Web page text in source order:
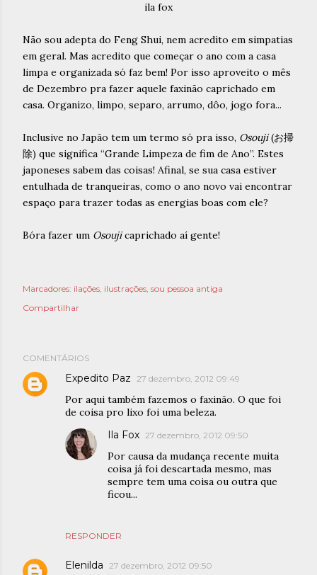
Não sou adepta do Feng Shui, nem acredito em simpatias
em geral. Mas acredito que começar o ano com a casa
limpa e organizada só faz bem! Por isso aproveito o mês
de Dezembro pra fazer aquele faxinão caprichado em
casa. Organizo, limpo, separo, arrumo, dôo, jogo fora...
Inclusive no Japão tem um termo só pra isso, Osouji(お掃
除) que significa “Grande Limpeza de fim de Ano”. Estes
japoneses sabem das coisas! Afinal, se sua casa estiver
entulhada de tranqueiras, como o ano novo vai encontrar
espaço para trazer todas as energias boas com ele?
Bóra fazer um Osoujicaprichado aí gente!
Marcadores: ilações ilustrações sou pessoa antiga
Compartilhar
COMENTÁRIOS
Expedito Paz 27 dezembro, 2012 09:49
Por aqui também fazemos o faxinão. O que foi
de coisa pro lixo foi uma beleza.
RESPONDER
Ila Fox 27 dezembro, 2012 09:50
Por causa da mudança recente muita
coisa já foi descartada mesmo, mas
sempre tem uma coisa ou outra que
ficou...
Elenilda 27 dezembro, 2012 09:50